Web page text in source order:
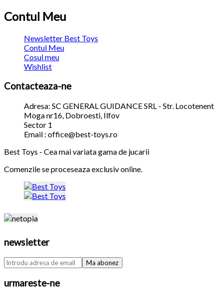
Contul Meu
Newsletter Best Toys
Contul Meu
Cosul meu
Wishlist
Contacteaza-ne
Adresa: SC GENERAL GUIDANCE SRL - Str. Locotenent
Moga nr16, Dobroesti, Ilfov
Sector 1
Email : office@best-toys.ro
Best Toys - Cea mai variata gama de jucarii
Comenzile se proceseaza exclusiv online.
newsletter
urmareste-ne